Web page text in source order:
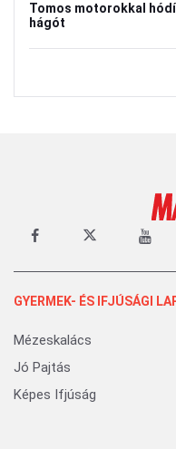
Tomos motorokkal
hágót
GYERMEK- ÉS IFJÚSÁGI
Mézeskalács
Jó Pajtás
Képes Ifjúság